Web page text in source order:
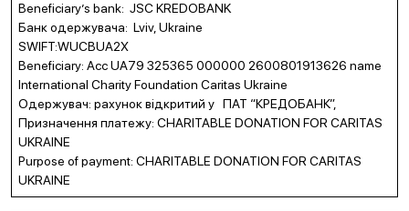
Beneficiary’s bank: JSC KREDOBANK
Банк одержувача: Lviv, Ukraine
SWIFT:WUCBUA2X
Beneficiary: Acc UA79 325365 000000 2600801913626 name
International Charity Foundation Caritas Ukraine
Одержувач: рахунок відкритий у ПАТ “КРЕДОБАНК”,
Призначення платежу: CHARITABLE DONATION FOR CARITAS
UKRAINE
Purpose of payment: CHARITABLE DONATION FOR CARITAS
UKRAINE